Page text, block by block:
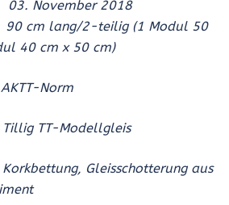
2018
2-teilig (1 Modul 50
40 cm x 50 cm)
Norm
Modellgleis
Gleisschotterung aus